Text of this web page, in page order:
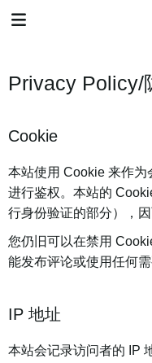
Privacy Policy/
Cookie
本站使用 Cookie 来作
进行鉴权。本站的
行身份验证的部分），
您仍旧可以在禁用
能发布评论或使用任何需
IP 地址
本站会记录访问者的 IP